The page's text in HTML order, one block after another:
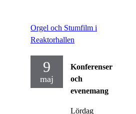
Orgel och Stumfilm i
Reaktorhallen
9
maj
Konferenser
och
evenemang
Lördag